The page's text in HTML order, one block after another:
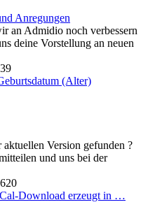
Anregungen
an Admidio noch verbessern
deine Vorstellung an neuen
(Alter)
Version gefunden ?
und uns bei der
Download erzeugt in …